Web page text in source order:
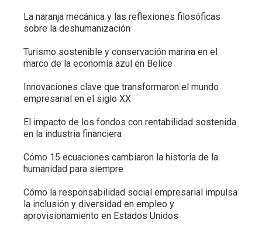
La naranja mecánica y las reflexiones filosóficas
sobre la deshumanización
Turismo sostenible y conservación marina en el
marco de la economía azul en Belice
Innovaciones clave que transformaron el mundo
empresarial en el siglo XX
El impacto de los fondos con rentabilidad sostenida
en la industria financiera
Cómo 15 ecuaciones cambiaron la historia de la
humanidad para siempre
Cómo la responsabilidad social empresarial impulsa
la inclusión y diversidad en empleo y
aprovisionamiento en Estados Unidos